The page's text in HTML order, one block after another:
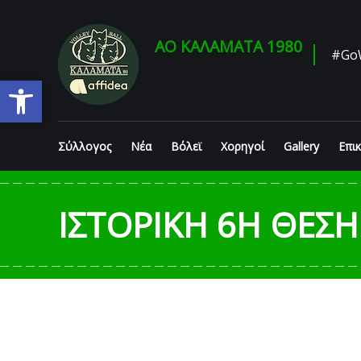
Ανοίξτε τη γραμμή εργαλείων
ΑΟ ΚΑΛΑΜΑΤΑ 1980
Σύλλογος Νέα Βόλεϊ Χορηγοί Gallery
ΙΣΤΟΡΙΚΉ 6Η